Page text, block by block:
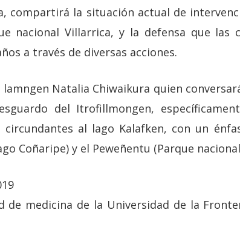
compartirá la situación actual de
nacional Villarrica, y la defensa que las
a través de diversas acciones.
Natalia Chiwaikura quien
del Itrofillmongen,
al lago Kalafken, con un
Coñaripe) y el Peweñentu (Parque
de medicina de la Universidad de la